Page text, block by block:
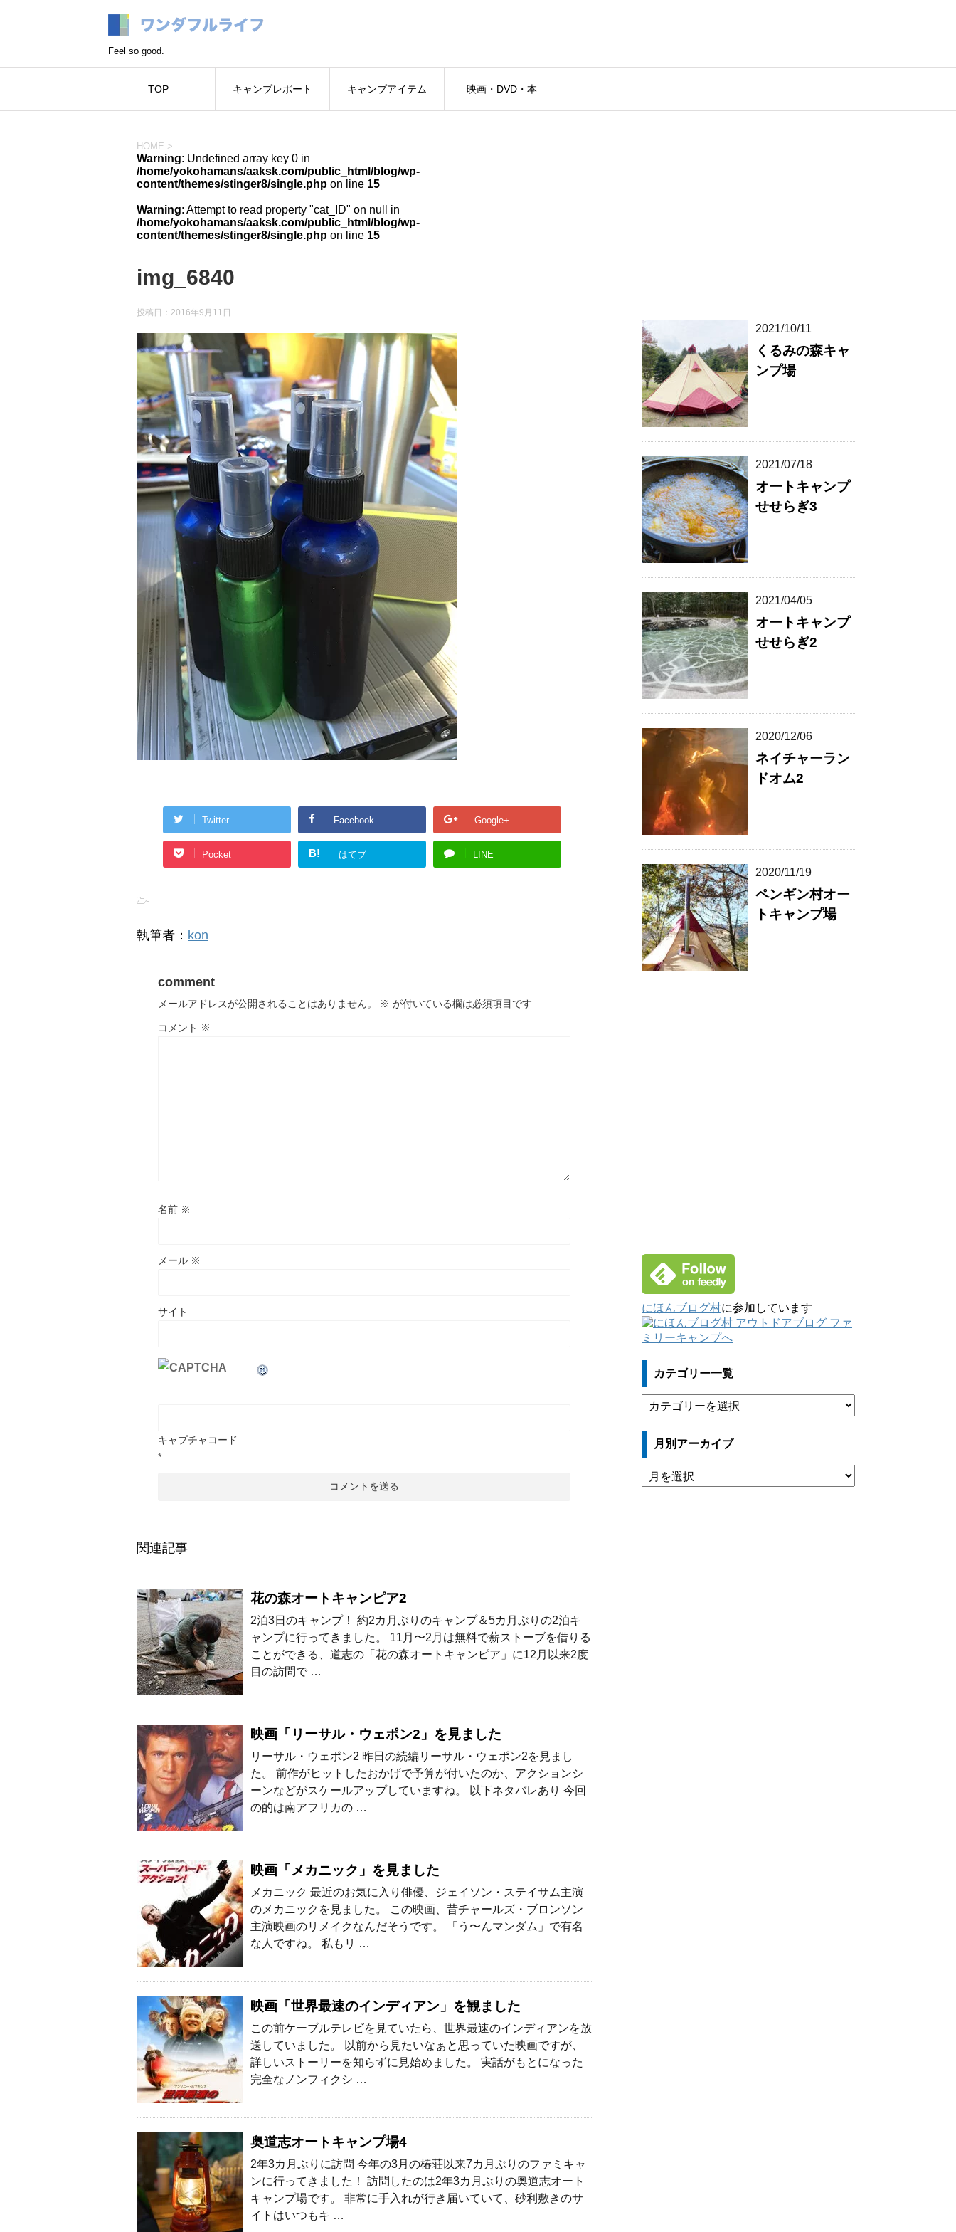
Feel so good.
TOP キャンプレポート キャンプアイテム 映画・DVD・本
HOME >
Warning: Undefined array key 0 in
/home/yokohamans/aaksk.com/public_html/blog/wp-
content/themes/stinger8/single.php on line 15
Warning: Attempt to read property "cat_ID" on null in
/home/yokohamans/aaksk.com/public_html/blog/wp-
content/themes/stinger8/single.php on line 15
img_6840
投稿日： 2016年9月11日
Twitter Facebook Google+
Pocket B! はてブ LINE
-
執筆者： kon
comment
メールアドレスが公開されることはありません。 ※ が付いている欄は必須項目です
コメント ※
名前 ※
メール ※
サイト
キャプチャコード
*
関連記事
花の森オートキャンピア2
2泊3日のキャンプ！ 約2カ月ぶりのキャンプ＆5カ月ぶりの2泊キ
ャンプに行ってきました。 11月〜2月は無料で薪ストーブを借りる
ことができる、道志の「花の森オートキャンピア」に12月以来2度
目の訪問で …
映画「リーサル・ウェポン2」を見ました
リーサル・ウェポン2 昨日の続編リーサル・ウェポン2を見まし
た。 前作がヒットしたおかげで予算が付いたのか、アクションシ
ーンなどがスケールアップしていますね。 以下ネタバレあり 今回
の的は南アフリカの …
映画「メカニック」を見ました
メカニック 最近のお気に入り俳優、ジェイソン・ステイサム主演
のメカニックを見ました。 この映画、昔チャールズ・ブロンソン
主演映画のリメイクなんだそうです。 「う〜んマンダム」で有名
な人ですね。 私もリ …
映画「世界最速のインディアン」を観ました
この前ケーブルテレビを見ていたら、世界最速のインディアンを放
送していました。 以前から見たいなぁと思っていた映画ですが、
詳しいストーリーを知らずに見始めました。 実話がもとになった
完全なノンフィクシ …
奥道志オートキャンプ場4
2年3カ月ぶりに訪問 今年の3月の椿荘以来7カ月ぶりのファミキャ
ンに行ってきました！ 訪問したのは2年3カ月ぶりの奥道志オート
キャンプ場です。 非常に手入れが行き届いていて、砂利敷きのサ
イトはいつもキ …
2021/10/11
くるみの森キャ
ンプ場
2021/07/18
オートキャンプ
せせらぎ3
2021/04/05
オートキャンプ
せせらぎ2
2020/12/06
ネイチャーラン
ドオム2
2020/11/19
ペンギン村オー
トキャンプ場
にほんブログ村に参加しています
カテゴリー一覧
テ
ゴ
ー
一
覧
月別アーカイブ
月
別